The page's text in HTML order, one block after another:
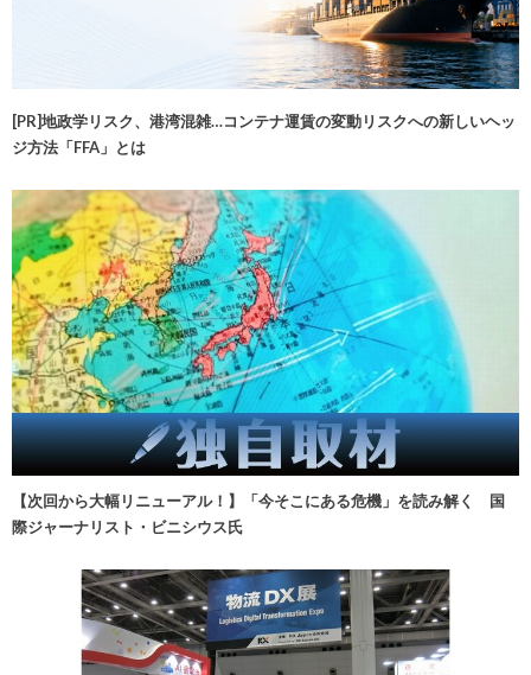
[PR]地政学リスク、港湾混雑…コンテナ運賃の変動リスクへの新しいヘッ
ジ方法「FFA」とは
【次回から大幅リニューアル！】「今そこにある危機」を読み解く 国
際ジャーナリスト・ビニシウス氏